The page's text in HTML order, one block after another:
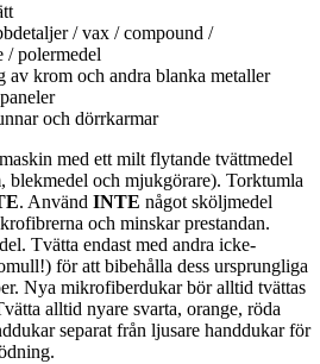
/ vax / compound /
/ polermedel
av krom och andra blanka metaller
och dörrkarmar
med ett milt flytande tvättmedel
blekmedel och mjukgörare). Torktumla
. Använd INTE något sköljmedel
och minskar prestandan.
Tvätta endast med andra icke-
för att bibehålla dess ursprungliga
Nya mikrofiberdukar bör alltid tvättas
alltid nyare svarta, orange, röda
separat från ljusare handdukar för